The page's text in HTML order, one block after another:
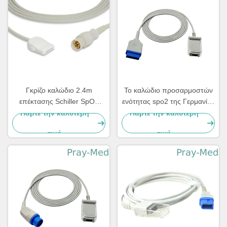
Γκρίζο καλώδιο 2.4m
επέκτασης Schiller SpO2
συνδετήρας καρφιτσών 8 8ft
Πάρτε την καλύτερη
τιμή
Το καλώδιο προσαρμοστών
ενότητας spo2 της Γερμανίας
marqutte 11pin μη -μη-OXI/
το καλώδιο επέκτασης από
το εργοστάσιο παρέχει
Πάρτε την καλύτερη
τιμή